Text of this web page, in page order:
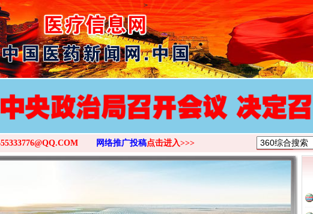
>
网络推广投稿点击进入>>>